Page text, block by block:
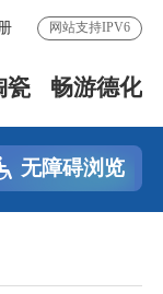
网站支持IPV6
瓷 畅游德化
无障碍浏览